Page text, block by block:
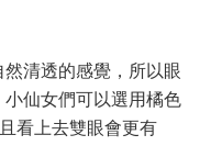
清透的感覺，所以眼
仙女們可以選用橘色
看上去雙眼會更有